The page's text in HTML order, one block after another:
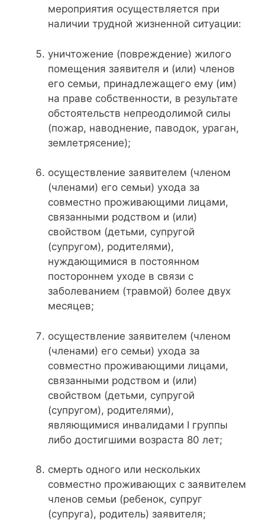
мероприятия осуществляется при
наличии трудной жизненной ситуации:
уничтожение (повреждение) жилого
помещения заявителя и (или) членов
его семьи, принадлежащего ему (им)
на праве собственности, в результате
обстоятельств непреодолимой силы
(пожар, наводнение, паводок, ураган,
землетрясение);
осуществление заявителем (членом
(членами) его семьи) ухода за
совместно проживающими лицами,
связанными родством и (или)
свойством (детьми, супругой
(супругом), родителями),
нуждающимися в постоянном
постороннем уходе в связи с
заболеванием (травмой) более двух
месяцев;
осуществление заявителем (членом
(членами) его семьи) ухода за
совместно проживающими лицами,
связанными родством и (или)
свойством (детьми, супругой
(супругом), родителями),
являющимися инвалидами I группы
либо достигшими возраста 80 лет;
смерть одного или нескольких
совместно проживающих с заявителем
членов семьи (ребенок, супруг
(супруга), родитель) заявителя;